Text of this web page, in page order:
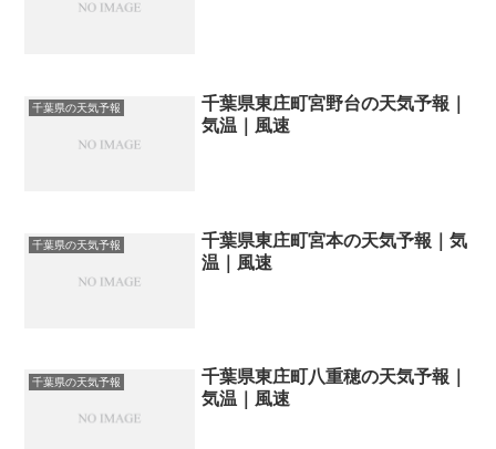
千葉県の天気予報
千葉県東庄町宮野台の天気予報｜
気温｜風速
千葉県の天気予報
千葉県東庄町宮本の天気予報｜気
温｜風速
千葉県の天気予報
千葉県東庄町八重穂の天気予報｜
気温｜風速